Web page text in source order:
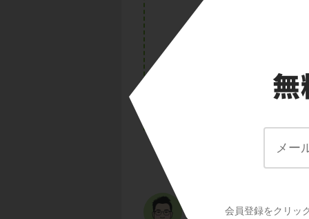
会員登録をクリッ
心分離して、大腸